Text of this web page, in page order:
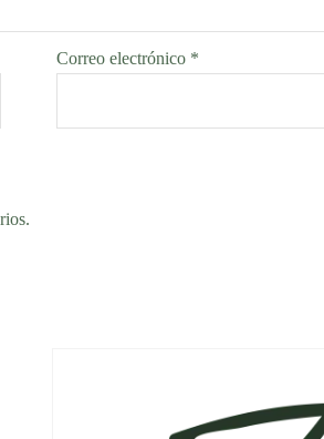
Correo electrónico *